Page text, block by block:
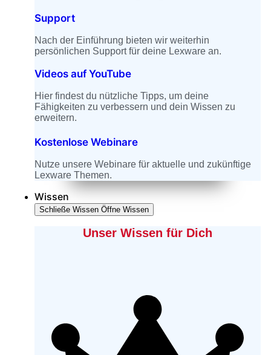
Support
Nach der Einführung bieten wir weiterhin
persönlichen Support für deine Lexware an.
Videos auf YouTube
Hier findest du nützliche Tipps, um deine
Fähigkeiten zu verbessern und dein Wissen zu
erweitern.
Kostenlose Webinare
Nutze unsere Webinare für aktuelle und zukünftige
Lexware Themen.
Wissen
Schließe Wissen Öffne Wissen
Unser Wissen für Dich